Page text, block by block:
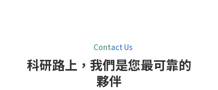
Contact Us
科研路上，我們是您最可靠的
夥伴